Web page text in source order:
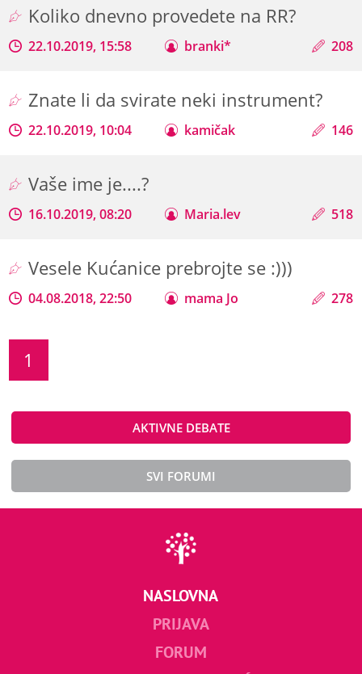
Koliko dnevno provedete na RR?
22.10.2019, 15:58 branki* 208
Znate li da svirate neki instrument?
22.10.2019, 10:04 kamičak 146
Vaše ime je....?
16.10.2019, 08:20 Maria.lev 518
Vesele Kućanice prebrojte se :)))
04.08.2018, 22:50 mama Jo 278
1
AKTIVNE DEBATE
SVI FORUMI
NASLOVNA
PRIJAVA
FORUM